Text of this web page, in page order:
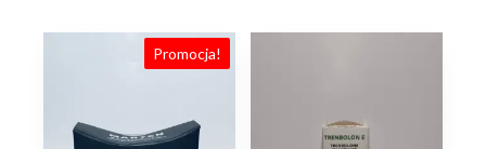
Promocja!